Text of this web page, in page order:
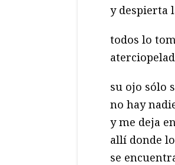
y despierta
todos lo
su ojo sólo
no hay
y me deja
allí donde
se